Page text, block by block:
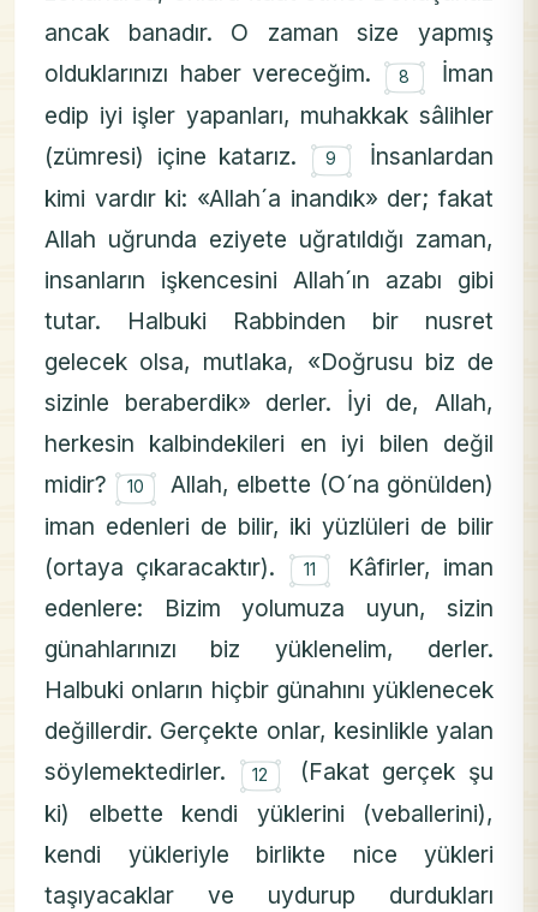
ancak banadır. O zaman size yapmış
olduklarınızı haber vereceğim. ۝
8
İman
edip iyi işler yapanları, muhakkak sâlihler
(zümresi) içine katarız. ۝
9
İnsanlardan
kimi vardır ki: «Allah´a inandık» der; fakat
Allah uğrunda eziyete uğratıldığı zaman,
insanların işkencesini Allah´ın azabı gibi
tutar. Halbuki Rabbinden bir nusret
gelecek olsa, mutlaka, «Doğrusu biz de
sizinle beraberdik» derler. İyi de, Allah,
herkesin kalbindekileri en iyi bilen değil
midir? ۝
10
Allah, elbette (O´na gönülden)
iman edenleri de bilir, iki yüzlüleri de bilir
(ortaya çıkaracaktır). ۝
11
Kâfirler, iman
edenlere: Bizim yolumuza uyun, sizin
günahlarınızı biz yüklenelim, derler.
Halbuki onların hiçbir günahını yüklenecek
değillerdir. Gerçekte onlar, kesinlikle yalan
söylemektedirler. ۝
12
(Fakat gerçek şu
ki) elbette kendi yüklerini (veballerini),
kendi yükleriyle birlikte nice yükleri
taşıyacaklar ve uydurup durdukları